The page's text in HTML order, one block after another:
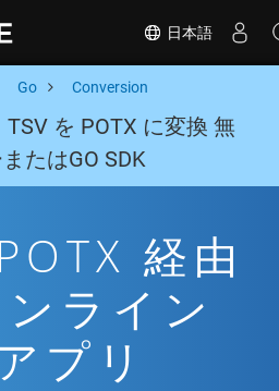
日本語
Go Conversion
を POTX に変換 無
たはGO SDK
経由
ライン
プリ